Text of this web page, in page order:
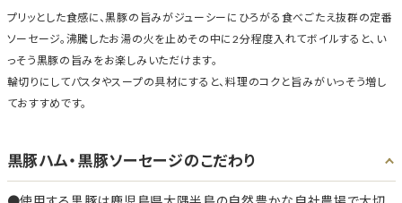
プリッとした食感に、黒豚の旨みがジューシーにひろがる食べごたえ抜群の定番
ソーセージ。沸騰したお湯の火を止めその中に2分程度入れてボイルすると、い
っそう黒豚の旨みをお楽しみいただけます。
輪切りにしてパスタやスープの具材にすると、料理のコクと旨みがいっそう増し
ておすすめです。
黒豚ハム・黒豚ソーセージのこだわり